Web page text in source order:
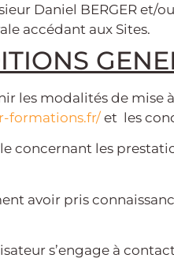
Daniel BERGER et/
accédant aux Sites.
les modalités de mise
formations.fr/ et les
les
avoir pris
s’engage à